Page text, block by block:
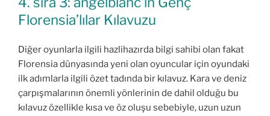
Florensia’lılar Kılavuzu
Diğer oyunlarla ilgili hazlihazırda bilgi sahibi olan fakat
Florensia dünyasında yeni olan oyuncular için oyundaki
ilk adımlarla ilgili özet tadında bir kılavuz. Kara ve deniz
çarpışmalarının önemli yönlerinin de dahil olduğu bu
kılavuz özellikle kısa ve öz oluşu sebebiyle, uzun uzun